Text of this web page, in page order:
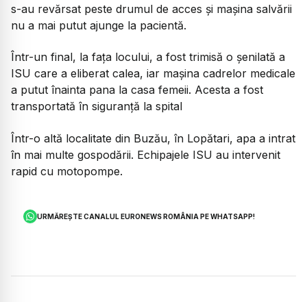
s-au revărsat peste drumul de acces și mașina salvării
nu a mai putut ajunge la pacientă.
Într-un final, la fața locului, a fost trimisă o șenilată a
ISU care a eliberat calea, iar mașina cadrelor medicale
a putut înainta pana la casa femeii. Acesta a fost
transportată în siguranță la spital
Într-o altă localitate din Buzău, în Lopătari, apa a intrat
în mai multe gospodării. Echipajele ISU au intervenit
rapid cu motopompe.
URMĂREȘTE CANALUL EURONEWS ROMÂNIA PE WHATSAPP!